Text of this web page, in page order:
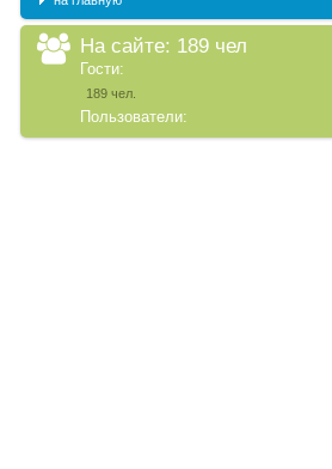
На сайте: 189 чел
Гости:
189 чел.
Пользователи: